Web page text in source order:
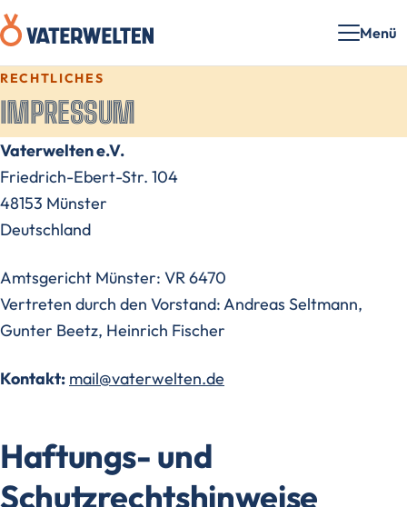
Menü
RECHTLICHES
IMPRESSUM
Vaterwelten e.V.
Friedrich-Ebert-Str. 104
48153 Münster
Deutschland
Amtsgericht Münster: VR 6470
Vertreten durch den Vorstand: Andreas Seltmann,
Gunter Beetz, Heinrich Fischer
Kontakt: mail@vaterwelten.de
Haftungs- und
Schutzrechtshinweise